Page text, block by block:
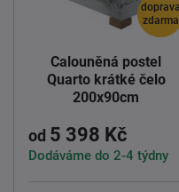
zdarma
Čalouněná postel
Quarto krátké čelo
200x90cm
od 5 398 Kč
Dodáváme do 2-4 týdny